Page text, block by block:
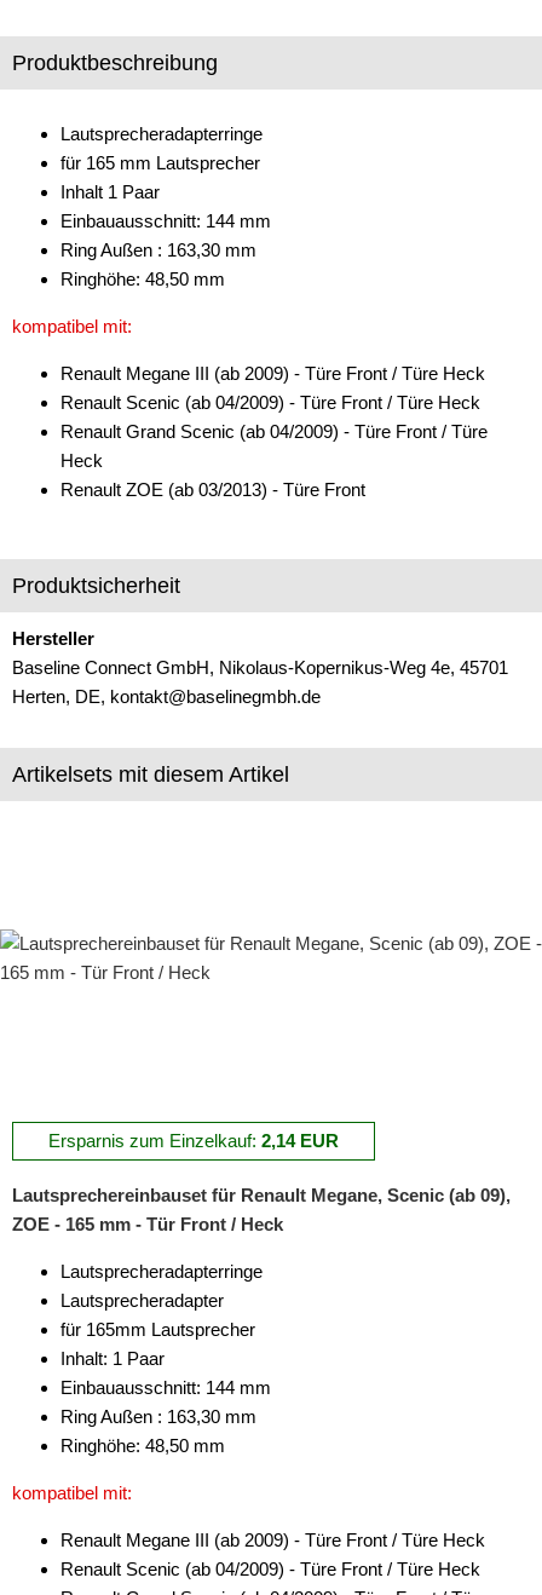
Freisprechadapter
Handyhalterungen
iPod
kabellos Laden
Lautsprecheradapter
Lautsprechereinbauset
Lautsprecherkabel
Lautsprecherringe
für Acura
für Audi
für BMW
für Bugatti
für Chevrolet
für Daewoo
für Ford
für Honda
für Hummer
für Hyundai
für Isuzu
für Iveco
für Jaguar
für Jeep
für Kia
Produktbeschreibung
Lautsprecheradapterringe
für 165 mm Lautsprecher
Inhalt 1 Paar
Einbauausschnitt: 144 mm
Ring Außen : 163,30 mm
Ringhöhe: 48,50 mm
kompatibel mit:
Renault Megane III (ab 2009) - Türe Front / Türe Heck
Renault Scenic (ab 04/2009) - Türe Front / Türe Heck
Renault Grand Scenic (ab 04/2009) - Türe Front / Türe
Heck
Renault ZOE (ab 03/2013) - Türe Front
Produktsicherheit
Hersteller
Baseline Connect GmbH, Nikolaus-Kopernikus-Weg 4e, 45701
Herten, DE, kontakt@baselinegmbh.de
Artikelsets mit diesem Artikel
Ersparnis zum Einzelkauf: 2,14 EUR
Lautsprechereinbauset für Renault Megane, Scenic (ab 09),
ZOE - 165 mm - Tür Front / Heck
Lautsprecheradapterringe
Lautsprecheradapter
für 165mm Lautsprecher
Inhalt: 1 Paar
Einbauausschnitt: 144 mm
Ring Außen : 163,30 mm
Ringhöhe: 48,50 mm
kompatibel mit:
Renault Megane III (ab 2009) - Türe Front / Türe Heck
Renault Scenic (ab 04/2009) - Türe Front / Türe Heck